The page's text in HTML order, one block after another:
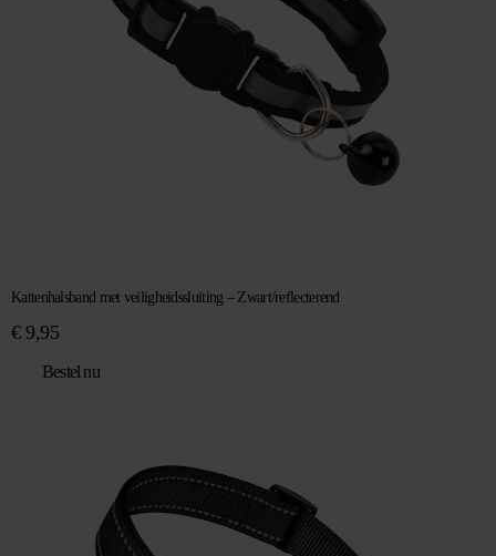
Kattenhalsband met veiligheidssluiting – Zwart/reflecterend
€9,95
Bestel nu